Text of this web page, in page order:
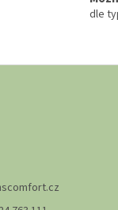
dle